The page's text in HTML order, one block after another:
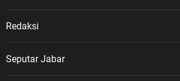
Redaksi
Seputar Jabar